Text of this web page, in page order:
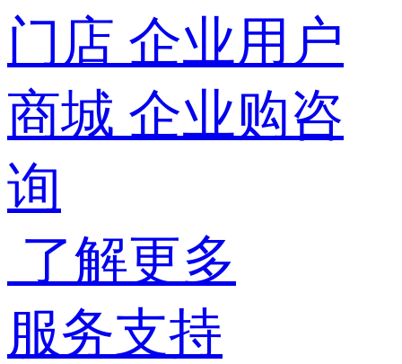
门店 企业用户
商城 企业购咨
询
了解更多
服务支持